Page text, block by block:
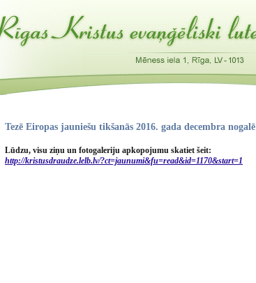
Tezē Eiropas jauniešu tikšanās 2016. gada decembra nogalē
Lūdzu, visu ziņu un fotogaleriju apkopojumu skatiet šeit:
http://kristusdraudze.lelb.lv/?ct=jaunumi&fu=read&id=1170&start=1